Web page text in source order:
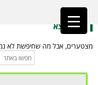
ראשי»מרק פו
לא נמצא
מצטערים, אבל מה שחיפשת לא